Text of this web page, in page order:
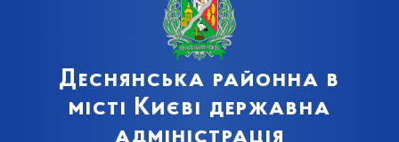
Деснянська районна в
місті Києві державна
адміністрація